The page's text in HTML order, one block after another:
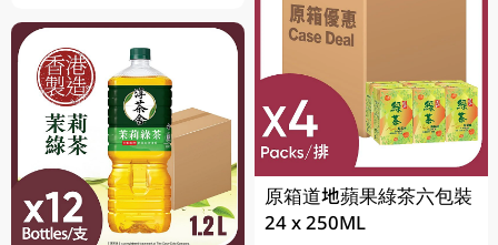
原箱道地蘋果綠茶六包裝
24 x 250ML